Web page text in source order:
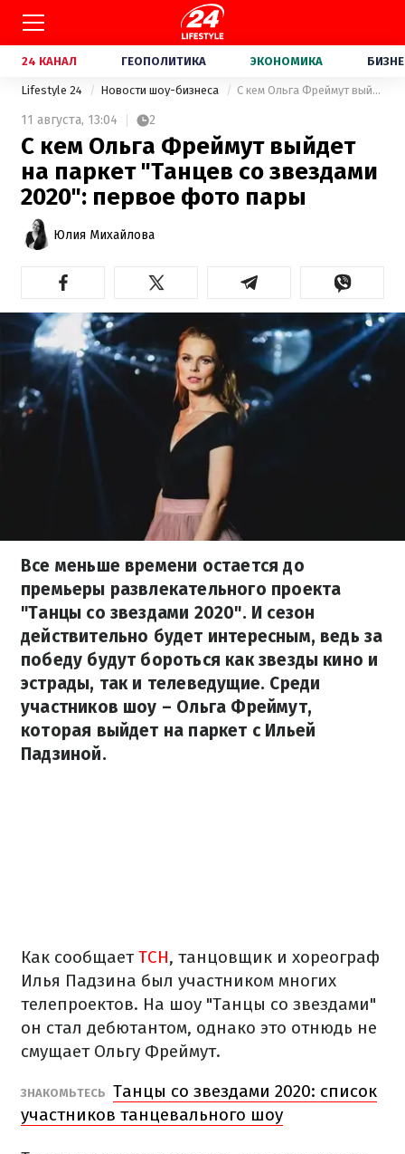
24 КАНАЛ ГЕОПОЛИТИКА ЭКОНОМИКА
Lifestyle 24 Новости шоу-бизнеса С кем Ольга Фреймут выйдет на паркет "Танцев со звездами 2020": первое фото пары
11 августа, 13:04 2
С кем Ольга Фреймут выйдет
на паркет "Танцев со звездами
2020": первое фото пары
Юлия Михайлова
Все меньше времени остается до
премьеры развлекательного проекта
"Танцы со звездами 2020". И сезон
действительно будет интересным, ведь за
победу будут бороться как звезды кино и
эстрады, так и телеведущие. Среди
участников шоу – Ольга Фреймут,
которая выйдет на паркет с Ильей
Падзиной.
Как сообщаетТСН, танцовщик и хореограф
Илья Падзина был участником многих
телепроектов. На шоу "Танцы со звездами"
он стал дебютантом, однако это отнюдь не
смущает Ольгу Фреймут.
ЗНАКОМЬТЕСЬ Танцы со звездами 2020: список
участников танцевального шоу